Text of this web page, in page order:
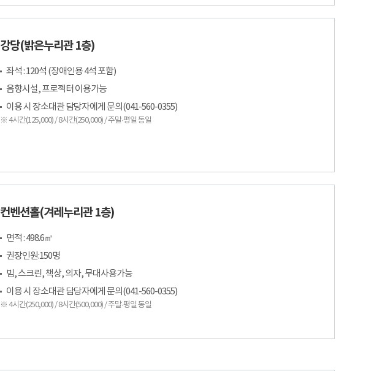
강당(밝은누리관 1층)
좌석 : 120석 (장애인용 4석 포함)
음향시설, 프로젝터 이용가능
이용 시 장소대관 담당자에게 문의(041-560-0355)
※ 4시간(125,000) / 8시간(250,000) / 주말·평일 동일
컨벤션홀(겨레누리관 1층)
면적 : 498.6㎡
권장인원:150명
빔, 스크린, 책상, 의자, 무대사용가능
이용 시 장소대관 담당자에게 문의(041-560-0355)
※ 4시간(250,000) / 8시간(500,000) / 주말·평일 동일